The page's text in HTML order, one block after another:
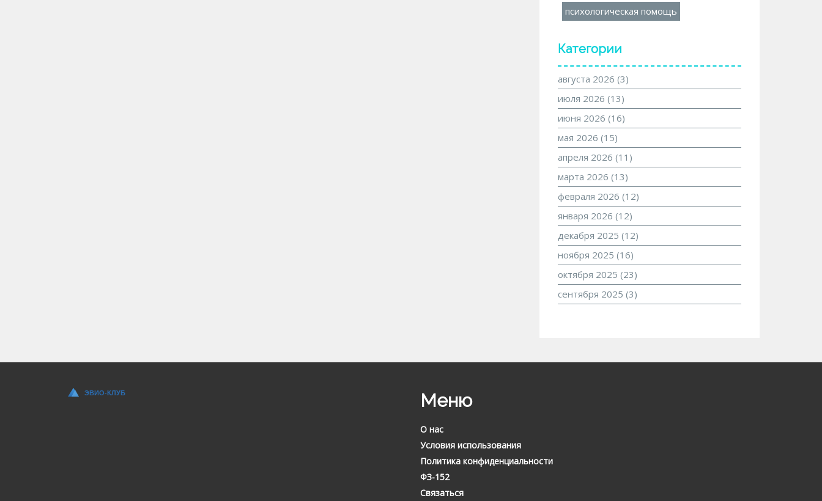
психологическая помощь
Категории
августа 2026 (3)
июля 2026 (13)
июня 2026 (16)
мая 2026 (15)
апреля 2026 (11)
марта 2026 (13)
февраля 2026 (12)
января 2026 (12)
декабря 2025 (12)
ноября 2025 (16)
октября 2025 (23)
сентября 2025 (3)
Меню
О нас
Условия использования
Политика конфиденциальности
ФЗ-152
Связаться